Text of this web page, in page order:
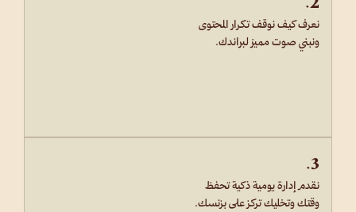
نعرف كيف نوقف تكرار المحتوى
ونبني صوت مميز لبراندك.
3.
نقدم إدارة يومية ذكية تحفظ
وقتك وتخليك تركز على بزنسك.